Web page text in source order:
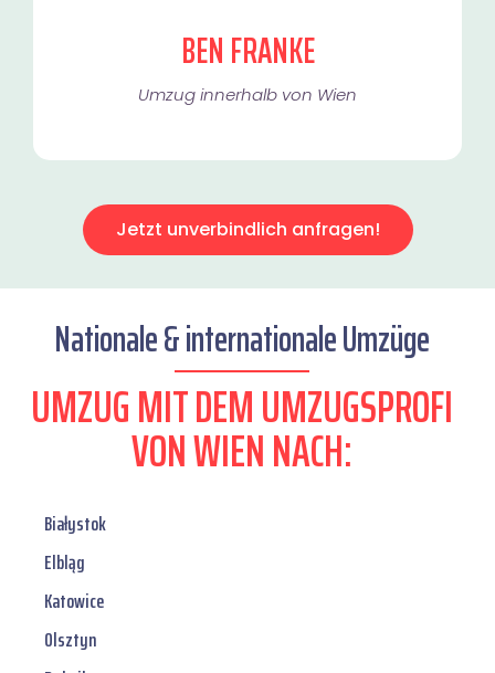
BEN FRANKE
Umzug innerhalb von Wien​
Jetzt unverbindlich anfragen!
Nationale & internationale Umzüge
UMZUG MIT DEM UMZUGSPROFI
VON WIEN NACH:
Białystok
Elbląg
Katowice
Olsztyn